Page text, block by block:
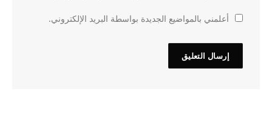
أعلمني بالمواضيع الجديدة بواسطة البريد الإلكتروني.